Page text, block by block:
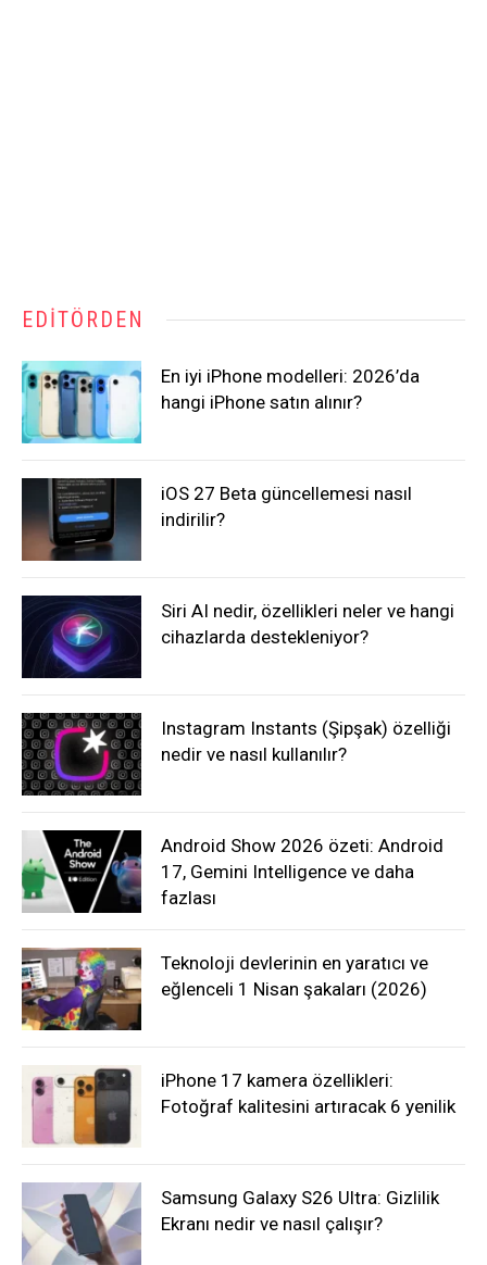
EDITÖRDEN
En iyi iPhone modelleri: 2026’da
hangi iPhone satın alınır?
iOS 27 Beta güncellemesi nasıl
indirilir?
Siri AI nedir, özellikleri neler ve hangi
cihazlarda destekleniyor?
Instagram Instants (Şipşak) özelliği
nedir ve nasıl kullanılır?
Android Show 2026 özeti: Android
17, Gemini Intelligence ve daha
fazlası
Teknoloji devlerinin en yaratıcı ve
eğlenceli 1 Nisan şakaları (2026)
iPhone 17 kamera özellikleri:
Fotoğraf kalitesini artıracak 6 yenilik
Samsung Galaxy S26 Ultra: Gizlilik
Ekranı nedir ve nasıl çalışır?